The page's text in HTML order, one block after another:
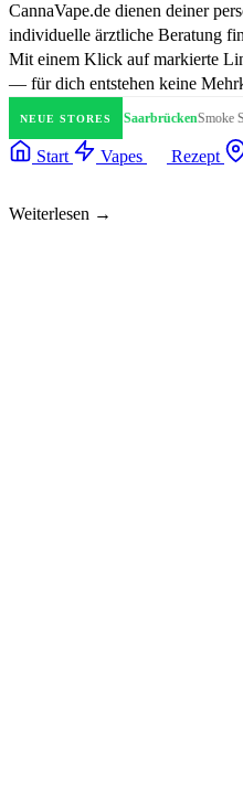
CannaVape.de dienen deiner
individuelle ärztliche Beratung
Mit einem Klick auf markierte
— für dich entstehen keine
NEUE STORES
Vape SaarbrückenSmoke Signal
Start Vapes Rezept
Weiterlesen →